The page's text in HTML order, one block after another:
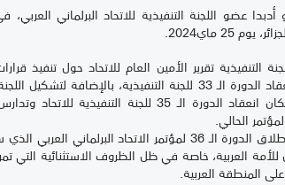
عضو اللجنة التنفيذية للاتحاد البرلماني العربي،
25 ماي2024.
التنفيذية تقرير الأمين العام للاتحاد حول تنفيذ
أنشطة الأمانة العامة للاتحاد منذ انعقاد الدورة الـ 33 للجنة
التميز البرلماني، وكذا تحديد تاريخ ومكان انعقاد الدورة الـ
الحالي.
ويأتي اجتماع اللجنة التنفيذية عشية انطلاق الدورة الـ 36 لمؤتمر
للأمة العربية، خاصة في ظل الظروف الاستثنائية التي
المنطقة العربية.